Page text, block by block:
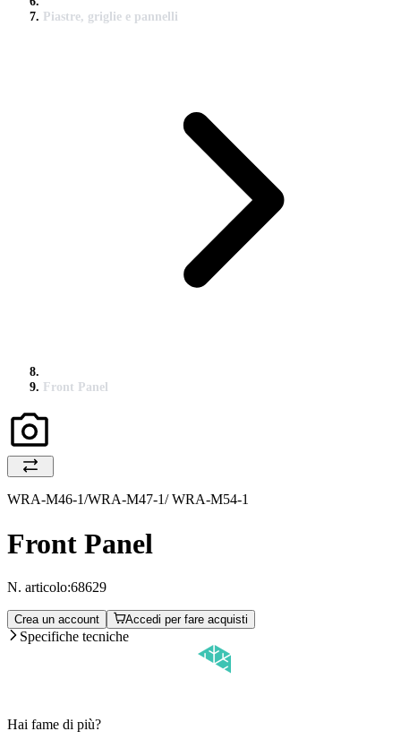
Piastre, griglie e pannelli
Front Panel
WRA-M46-1/WRA-M47-1/ WRA-M54-1
Front Panel
N. articolo:68629
Crea un account Accedi per fare acquisti
Specifiche tecniche
Hai fame di più?